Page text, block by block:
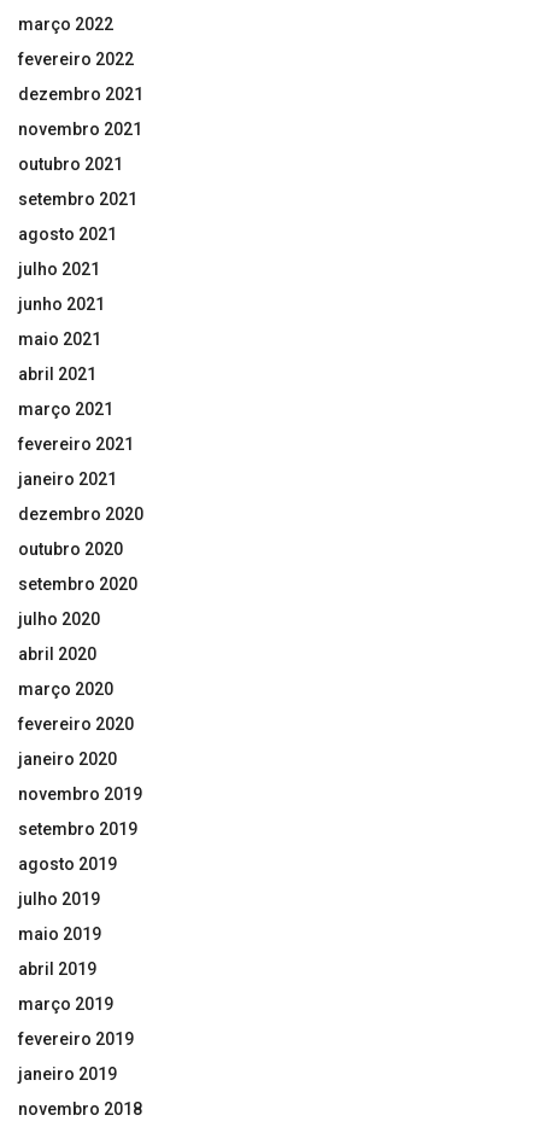
março 2022
fevereiro 2022
dezembro 2021
novembro 2021
outubro 2021
setembro 2021
agosto 2021
julho 2021
junho 2021
maio 2021
abril 2021
março 2021
fevereiro 2021
janeiro 2021
dezembro 2020
outubro 2020
setembro 2020
julho 2020
abril 2020
março 2020
fevereiro 2020
janeiro 2020
novembro 2019
setembro 2019
agosto 2019
julho 2019
maio 2019
abril 2019
março 2019
fevereiro 2019
janeiro 2019
novembro 2018